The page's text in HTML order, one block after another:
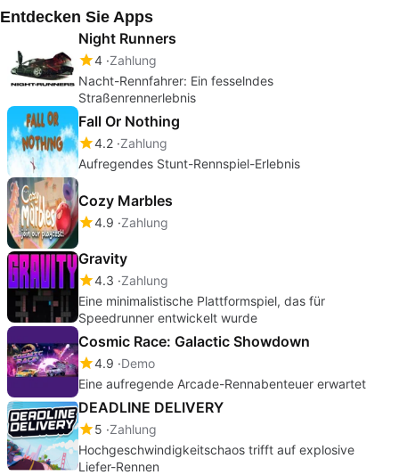
Entdecken Sie Apps
Night Runners
4 Zahlung
Nacht-Rennfahrer: Ein fesselndes
Straßenrennerlebnis
Fall Or Nothing
4.2 Zahlung
Aufregendes Stunt-Rennspiel-Erlebnis
Cozy Marbles
4.9 Zahlung
Gravity
4.3 Zahlung
Eine minimalistische Plattformspiel, das für
Speedrunner entwickelt wurde
Cosmic Race: Galactic Showdown
4.9 Demo
Eine aufregende Arcade-Rennabenteuer erwartet
DEADLINE DELIVERY
5 Zahlung
Hochgeschwindigkeitschaos trifft auf explosive
Liefer-Rennen